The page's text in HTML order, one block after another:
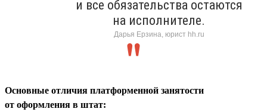
и все обязательства остаются
на исполнителе.
Дарья Ерзина, юрист hh.ru
Основные отличия платформенной занятости
от оформления в штат: